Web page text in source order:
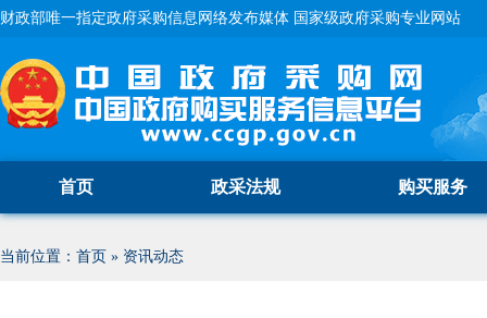
财政部唯一指定政府采购信息网络发布媒体 国家级政府采购专业网站
首页 政采法规 购买服务
当前位置： 首页 » 资讯动态